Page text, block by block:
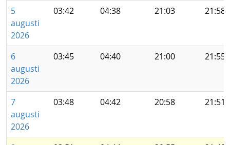
5
augusti
2026
03:42 04:38 21:03 21:58
6
augusti
2026
03:45 04:40 21:00 21:55
7
augusti
2026
03:48 04:42 20:58 21:51